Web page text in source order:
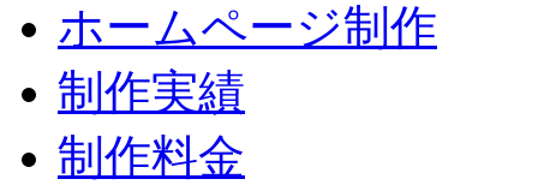
ホームページ制作
制作実績
制作料金